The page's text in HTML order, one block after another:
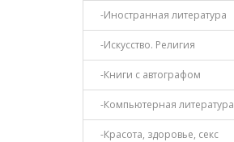
-Иностранная литература
-Искусство. Религия
-Книги с автографом
-Компьютерная литература
-Красота, здоровье, секс